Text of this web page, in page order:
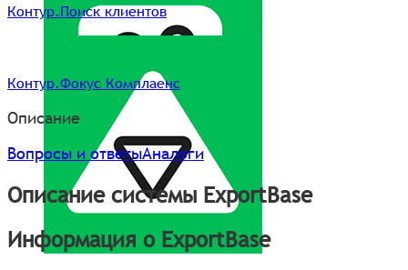
Контур.Поиск клиентов
Контур.Фокус Комплаенс
Описание
Вопросы и ответыАналоги
Описание системы ExportBase
Информация о ExportBase